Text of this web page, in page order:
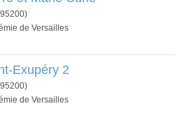
de Versailles
Exupéry 2
de Versailles